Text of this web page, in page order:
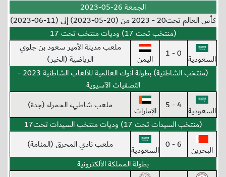
الجمعة 26-05-2023
كأس العالم تحت20 - 2023 من (20-05-2023) إلى (11-06-2023)
(منتخب تحت 17) وديات منتخب تحت 17
السعودية 0 - 1 اليمن
ملعب مدينة الأمير سعود بن جلوي
الرياضية (الخبر)
(منتخب الشاطئية) بطولة أنوك العالمية للألعاب الشاطئية 2023 -
التصفيات الآسيوية
السعودية 4 - 5 الإمارات
ملعب شاطيء الحمراء (جدة)
(منتخب السيدات تحت 17) وديات منتخب السيدات تحت17
البحرين
6 - 0 السعودية
ملعب نادي المحرق (المنامة)
بطولة المملكة الألكترونية